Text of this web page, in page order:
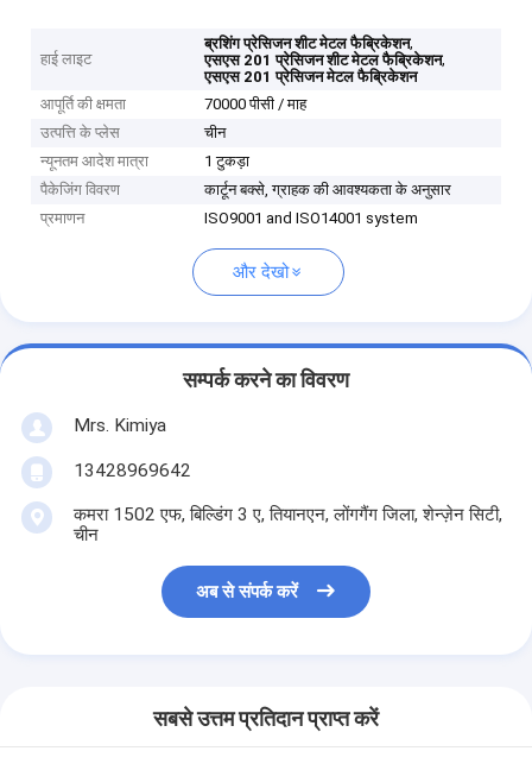
हाई लाइट
ब्रशिंग प्रेसिजन शीट मेटल फैब्रिकेशन,
एसएस 201 प्रेसिजन शीट मेटल फैब्रिकेशन,
एसएस 201 प्रेसिजन मेटल फैब्रिकेशन
आपूर्ति की क्षमता
70000 पीसी / माह
उत्पत्ति के प्लेस
चीन
न्यूनतम आदेश मात्रा
1 टुकड़ा
पैकेजिंग विवरण
कार्टून बक्से, ग्राहक की आवश्यकता के अनुसार
प्रमाणन
ISO9001 and ISO14001 system
और देखो
सम्पर्क करने का विवरण
Mrs. Kimiya
13428969642
कमरा 1502 एफ, बिल्डिंग 3 ए, तियानएन, लोंगगैंग जिला, शेन्ज़ेन सिटी,
चीन
अब से संपर्क करें
सबसे उत्तम प्रतिदान प्राप्त करें